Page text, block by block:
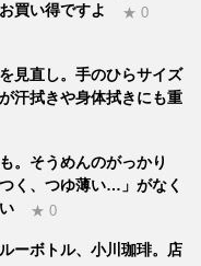
買い得ですよ
★ 0
見直し。手のひらサイズ
汗拭きや身体拭きにも重
。そうめんのがっかり
く、つゆ薄い…」がなく
★ 0
ーボトル、小川珈琲。店